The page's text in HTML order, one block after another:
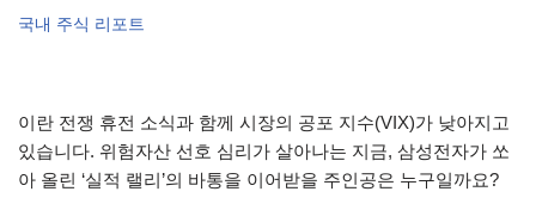
국내 주식 리포트
이란 전쟁 휴전 소식과 함께 시장의 공포 지수(VIX)가 낮아지고
있습니다. 위험자산 선호 심리가 살아나는 지금, 삼성전자가 쏘
아 올린 ‘실적 랠리’의 바통을 이어받을 주인공은 누구일까요?